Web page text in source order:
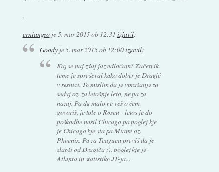
.
crniangeoje5. mar 2015 ob 12:31 izjavil:
Goody je5. mar 2015 ob 12:00izjavil:
Kaj se naj zdaj jaz odločam? Začetnik
teme je spraševal kako dober je Dragić
v resnici. To mislim da je vprašanje za
sedaj oz. za letošnje leto, ne pa za
nazaj. Pa da malo ne veš o čem
govoriš, je tole o Roseu - letos je do
poškodbe nosil Chicago pa poglej kje
je Chicago kje sta pa Miami oz.
Phoenix. Pa za Teaguea praviš da je
slabši od Dragiča ;), poglej kje je
Atlanta in statistiko JT-ja...